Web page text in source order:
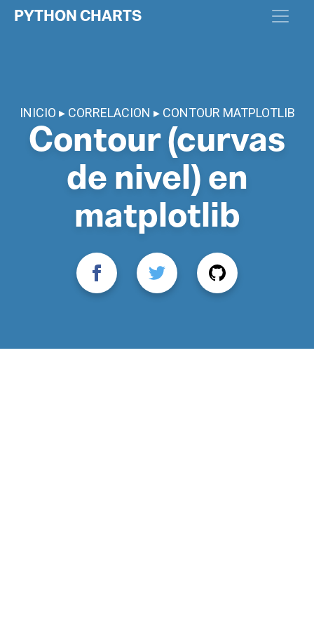
PYTHON CHARTS
INICIO CORRELACION CONTOUR MATPLOTLIB
Contour (curvas
de nivel) en
matplotlib